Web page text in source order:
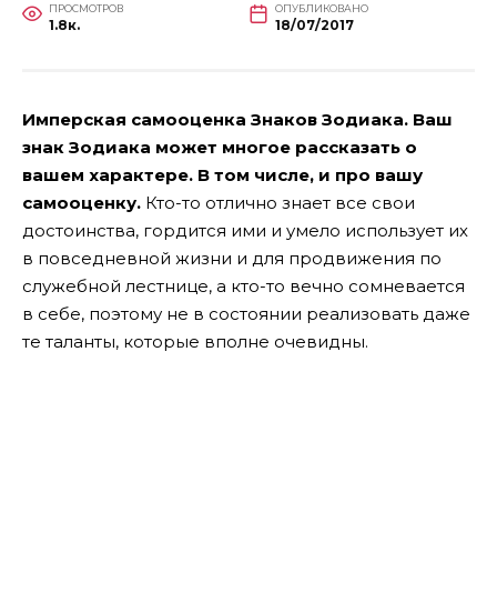
ПРОСМОТРОВ
1.8к.
ОПУБЛИКОВАНО
18/07/2017
Имперская самооценка Знаков Зодиака. Ваш
знак Зодиака может многое рассказать о
вашем характере. В том числе, и про вашу
самооценку. Кто-то отлично знает все свои
достоинства, гордится ими и умело использует их
в повседневной жизни и для продвижения по
служебной лестнице, а кто-то вечно сомневается
в себе, поэтому не в состоянии реализовать даже
те таланты, которые вполне очевидны.